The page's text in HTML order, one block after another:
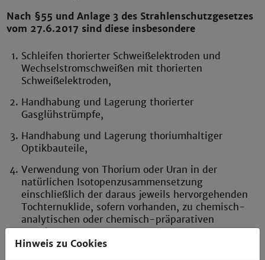
Nach §55 und Anlage 3 des Strahlenschutzgesetzes
vom 27.6.2017 sind diese insbesondere
Schleifen thorierter Schweißelektroden und
Wechselstromschweißen mit thorierten
Schweißelektroden,
Handhabung und Lagerung thorierter
Gasglühstrümpfe,
Handhabung und Lagerung thoriumhaltiger
Optikbauteile,
Verwendung von Thorium oder Uran in der
natürlichen Isotopenzusammensetzung
einschließlich der daraus jeweils hervorgehenden
Tochternuklide, sofern vorhanden, zu chemisch-
analytischen oder chemisch-präparativen
Zwecken,
Hinweis zu Cookies